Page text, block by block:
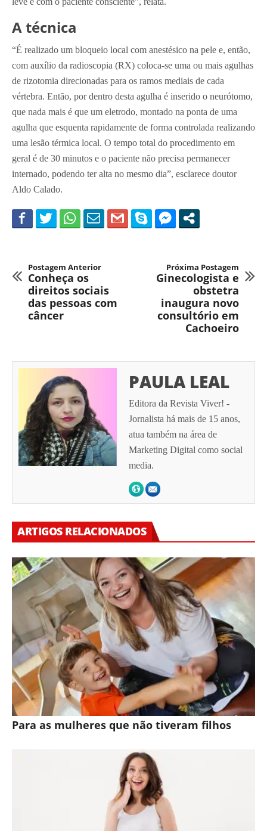
A técnica
“É realizado um bloqueio local com anestésico na pele e, então,
com auxílio da radioscopia (RX) coloca-se uma ou mais agulhas
de rizotomia direcionadas para os ramos mediais de cada
vértebra. Então, por dentro desta agulha é inserido o neurótomo,
que nada mais é que um eletrodo, montado na ponta de uma
agulha que esquenta rapidamente de forma controlada realizando
uma lesão térmica local. O tempo total do procedimento em
geral é de 30 minutos e o paciente não precisa permanecer
internado, podendo ter alta no mesmo dia”, esclarece doutor
Aldo Calado.
Postagem Anterior
Conheça os
direitos sociais
das pessoas com
câncer
Próxima Postagem
Ginecologista e
obstetra
inaugura novo
consultório em
Cachoeiro
PAULA LEAL
Editora da Revista Viver! -
Jornalista há mais de 15 anos,
atua também na área de
Marketing Digital como social
media.
ARTIGOS RELACIONADOS
Para as mulheres que não tiveram filhos